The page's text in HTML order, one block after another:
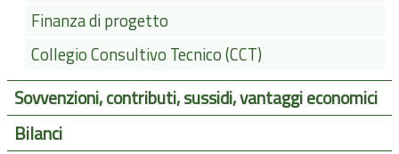
Finanza di progetto
Collegio Consultivo Tecnico (CCT)
Sovvenzioni, contributi, sussidi, vantaggi economici
Bilanci